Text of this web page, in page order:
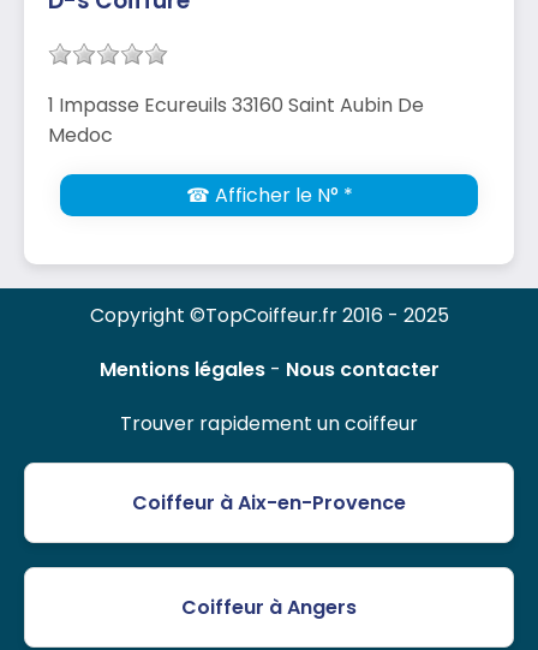
1 Impasse Ecureuils 33160 Saint Aubin De
Medoc
☎ Afficher le N° *
Copyright ©TopCoiffeur.fr 2016 - 2025
Mentions légales- Nous contacter
Trouver rapidement un coiffeur
Coiffeur à Aix-en-Provence
Coiffeur à Angers